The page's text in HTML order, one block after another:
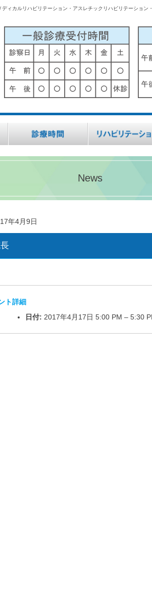
ディカルリハビリテーション・アスレチックリハビリテーショ
News
年4月9日
ト詳細
日付: 2017年4月17日 5:00 PM – 5:30